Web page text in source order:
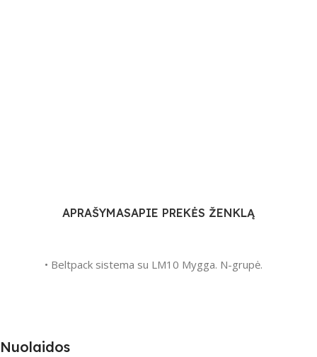
APRAŠYMASAPIE PREKĖS ŽENKLĄ
• Beltpack sistema su LM10 Mygga. N-grupė.
Nuolaidos